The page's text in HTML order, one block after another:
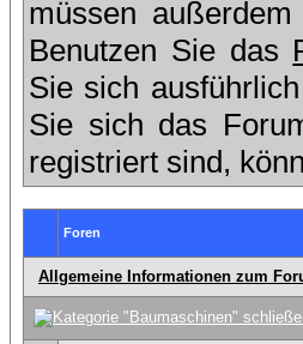
müssen
Benutzen Sie das
Sie sich
Sie sich das
registriert sind,
Foren
Allgemeine Informationen zum